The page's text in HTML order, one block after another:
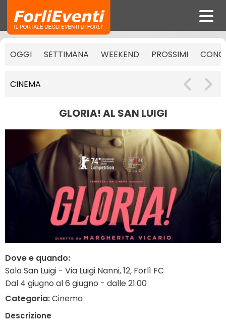
OGGI SETTIMANA WEEKEND PROSSIMI
CINEMA
GLORIA! AL SAN LUIGI
Dove e quando:
Sala San Luigi - Via Luigi Nanni, 12, Forlì FC
Dal 4 giugno al 6 giugno - dalle 21:00
Categoria:Cinema
Descrizione